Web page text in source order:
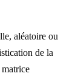
aléatoire ou
de la